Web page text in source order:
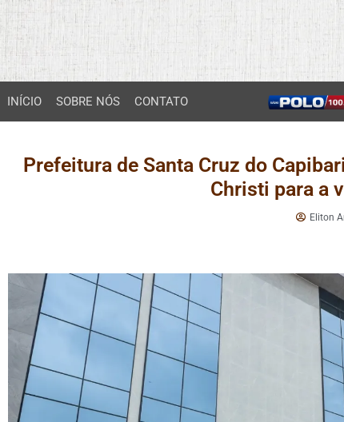
INÍCIO SOBRE NÓS CONTATO
Prefeitura de Santa Cruz do
Christi para a
Eliton